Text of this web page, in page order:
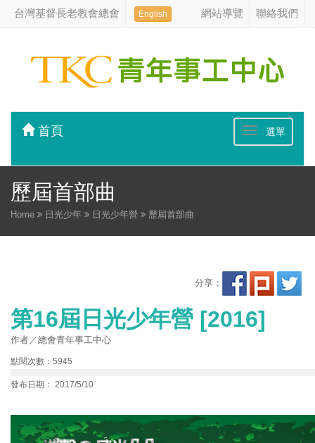
台灣基督長老教會總會 English 網站導覽 聯絡我們
選單
首頁
歷屆首部曲
Home 日光少年 日光少年營 歷屆首部曲
分享：
第16屆日光少年營 [2016]
作者／總會青年事工中心
點閱次數：5945
發布日期： 2017/5/10